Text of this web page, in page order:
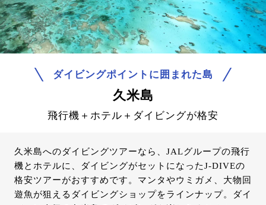
ダイビングポイントに囲まれた島
久米島
飛行機＋ホテル＋ダイビングが格安
久米島へのダイビングツアーなら、JALグループの飛行
機とホテルに、ダイビングがセットになったJ-DIVEの
格安ツアーがおすすめです。マンタやウミガメ、大物回
遊魚が狙えるダイビングショップをラインナップ。ダイ